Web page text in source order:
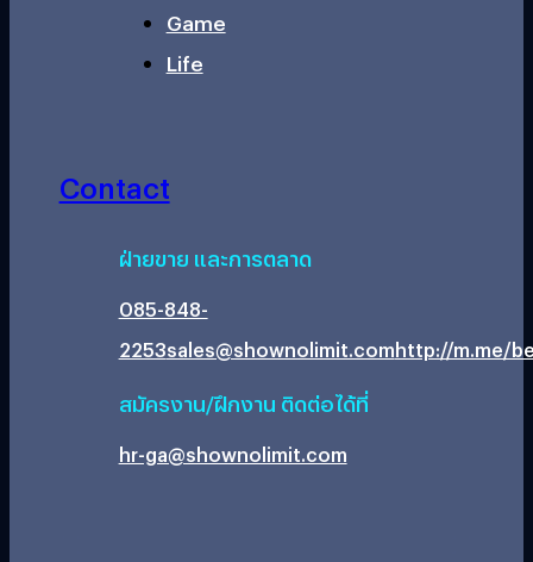
Game
Life
Contact
ฝ่ายขาย และการตลาด
085-848-
2253sales@shownolimit.comhttp://m.me/
สมัครงาน/ฝึกงาน ติดต่อได้ที่
hr-ga@shownolimit.com